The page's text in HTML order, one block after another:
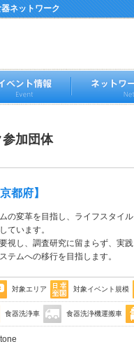
ネットワーク
参加団体
京都府】
の変革を目指し、ライフスタイル
ています。
視し、調査研究に留まらず、実践
テムへの移行を目指します。
対象エリア 対象イベント規模
食器洗浄車 食器洗浄機運搬車